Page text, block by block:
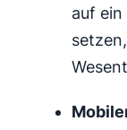
auf